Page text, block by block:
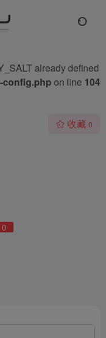
already defined
config.php on line 104
收藏 0
0